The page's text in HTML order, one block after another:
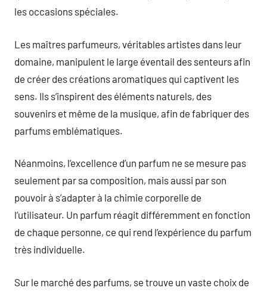
les occasions spéciales.
Les maîtres parfumeurs, véritables artistes dans leur
domaine, manipulent le large éventail des senteurs afin
de créer des créations aromatiques qui captivent les
sens. Ils s’inspirent des éléments naturels, des
souvenirs et même de la musique, afin de fabriquer des
parfums emblématiques.
Néanmoins, l’excellence d’un parfum ne se mesure pas
seulement par sa composition, mais aussi par son
pouvoir à s’adapter à la chimie corporelle de
l’utilisateur. Un parfum réagit différemment en fonction
de chaque personne, ce qui rend l’expérience du parfum
très individuelle.
Sur le marché des parfums, se trouve un vaste choix de